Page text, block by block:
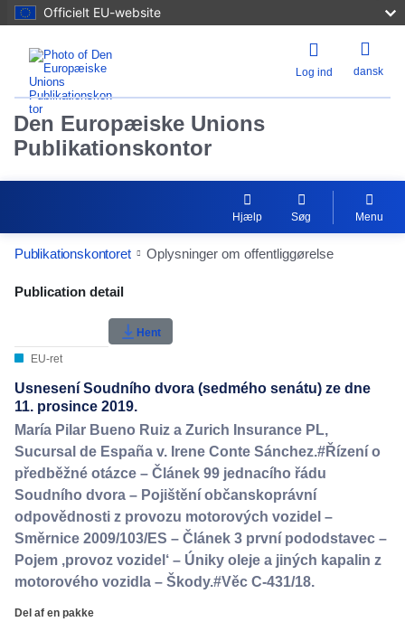
Officielt EU-website
Log ind dansk
Den Europæiske Unions
Publikationskontor
Hjælp Søg Menu
Publikationskontoret Oplysninger om offentliggørelse
Publication Detail Actions Portlet
Publication detail
EU-ret
Hent
Usnesení Soudního dvora (sedmého senátu) ze dne
11. prosince 2019.
María Pilar Bueno Ruiz a Zurich Insurance PL,
Sucursal de España v. Irene Conte Sánchez.#Řízení o
předběžné otázce – Článek 99 jednacího řádu
Soudního dvora – Pojištění občanskoprávní
odpovědnosti z provozu motorových vozidel –
Směrnice 2009/103/ES – Článek 3 první pododstavec –
Pojem ‚provoz vozidel‘ – Úniky oleje a jiných kapalin z
motorového vozidla – Škody.#Věc C-431/18.
Del af en pakke